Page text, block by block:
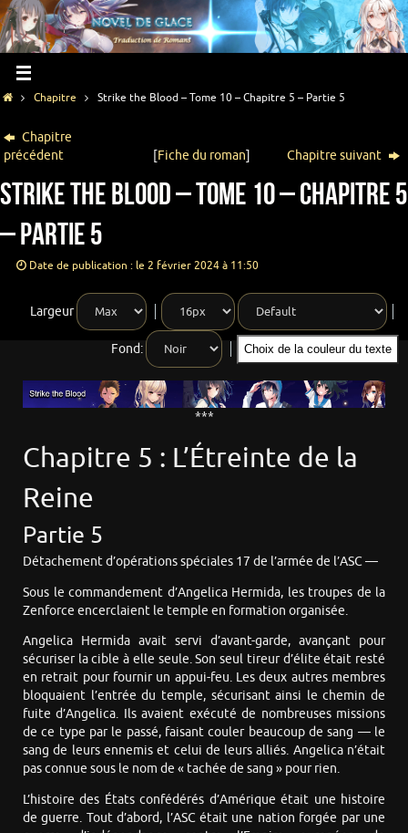
Chapitre Strike the Blood – Tome 10 – Chapitre 5 – Partie 5
Chapitre
précédent
[Fiche du roman] Chapitre suivant
Strike the Blood – Tome 10 – Chapitre 5
– Partie 5
Date de publication : le 2 février 2024 à 11:50
Largeur
Fond: Choix de la couleur du texte
***
Chapitre 5 : L’Étreinte de la
Reine
Partie 5
Détachement d’opérations spéciales 17 de l’armée de l’ASC —
Sous le commandement d’Angelica Hermida, les troupes de la
Zenforce encerclaient le temple en formation organisée.
Angelica Hermida avait servi d’avant-garde, avançant pour
sécuriser la cible à elle seule. Son seul tireur d’élite était resté
en retrait pour fournir un appui-feu. Les deux autres membres
bloquaient l’entrée du temple, sécurisant ainsi le chemin de
fuite d’Angelica. Ils avaient exécuté de nombreuses missions
de ce type par le passé, faisant couler beaucoup de sang — le
sang de leurs ennemis et celui de leurs alliés. Angelica n’était
pas connue sous le nom de « tachée de sang » pour rien.
L’histoire des États confédérés d’Amérique était une histoire
de guerre. Tout d’abord, l’ASC était une nation forgée par une